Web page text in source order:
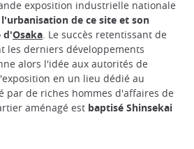
exposition industrielle nationale
l'urbanisation de ce site et son
d'Osaka . Le succès retentissant de
les derniers développements
alors l'idée aux autorités de
en un lieu dédié au
par de riches hommes d'affaires de
aménagé est baptisé Shinsekai